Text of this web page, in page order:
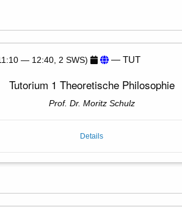
— 12:40, 2 SWS) — TUT
Tutorium 1 Theoretische Philosophie
Prof. Dr. Moritz Schulz
Details